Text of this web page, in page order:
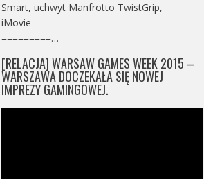
Smart, uchwyt Manfrotto TwistGrip,
iMovie===============================
=========…
[RELACJA] WARSAW GAMES WEEK 2015 –
WARSZAWA DOCZEKAŁA SIĘ NOWEJ
IMPREZY GAMINGOWEJ.